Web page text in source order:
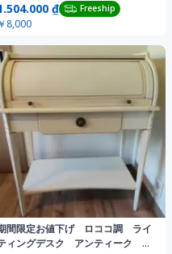
₫ Freeship
￥8,000
間限定お値下げ ロココ調 ライ
ィングデスク アンティーク 直